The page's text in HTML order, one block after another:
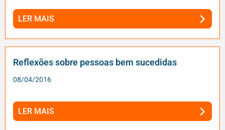
LER MAIS
Reflexões sobre pessoas bem sucedidas
08/04/2016
LER MAIS